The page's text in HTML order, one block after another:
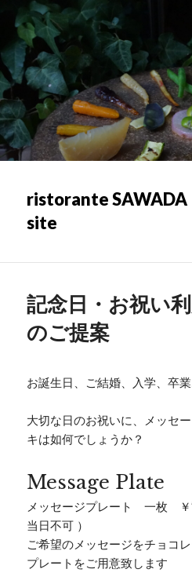
ristorante
site
記念日・お祝い
のご提案
お誕生日、ご結婚、入学、卒
大切な日のお祝いに、メッセ
キは如何でしょうか？
Message Plate
メッセージプレート 一枚
当日不可 ）
ご希望のメッセージをチョコ
プレートをご用意致します